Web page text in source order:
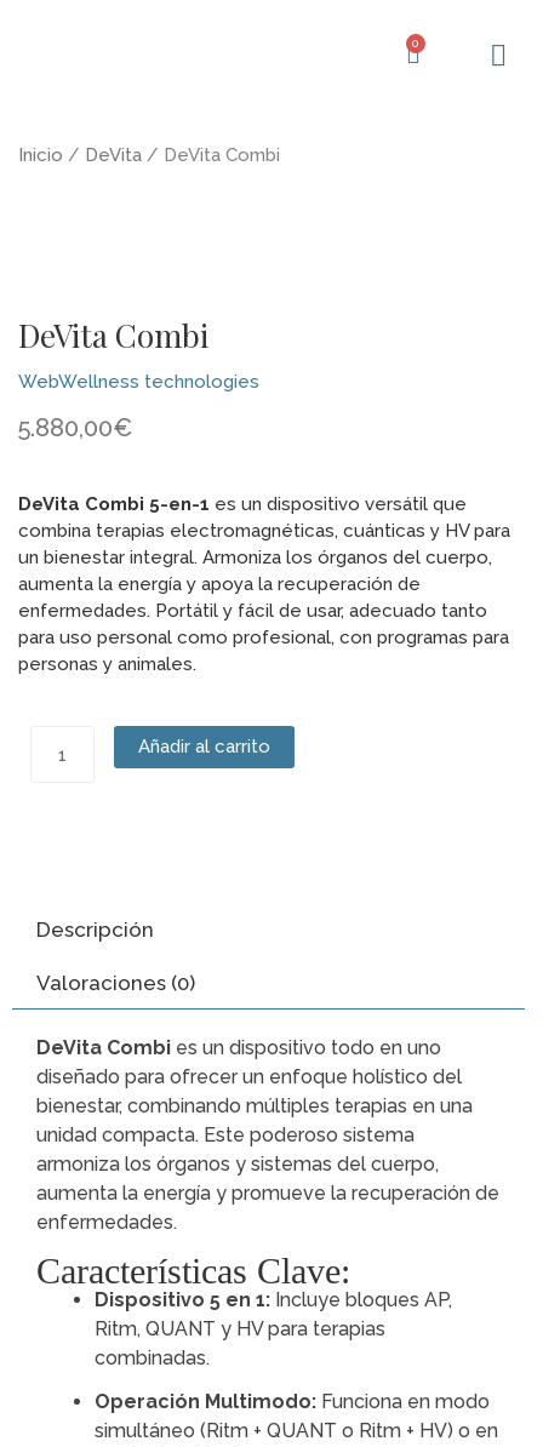
0
Carrito
Inicio / DeVita / DeVita Combi
DeVita Combi
WebWellness technologies
5.880,00€
DeVita Combi 5-en-1 es un dispositivo versátil que
combina terapias electromagnéticas, cuánticas y HV para
un bienestar integral. Armoniza los órganos del cuerpo,
aumenta la energía y apoya la recuperación de
enfermedades. Portátil y fácil de usar, adecuado tanto
para uso personal como profesional, con programas para
personas y animales.
Combi
Añadir al carrito
Descripción
Valoraciones (0)
DeVita Combi es un dispositivo todo en uno
diseñado para ofrecer un enfoque holístico del
bienestar, combinando múltiples terapias en una
unidad compacta. Este poderoso sistema
armoniza los órganos y sistemas del cuerpo,
aumenta la energía y promueve la recuperación de
enfermedades.
Características Clave:
Dispositivo 5 en 1: Incluye bloques AP,
Ritm, QUANT y HV para terapias
combinadas.
Operación Multimodo: Funciona en modo
simultáneo (Ritm + QUANT o Ritm + HV) o en